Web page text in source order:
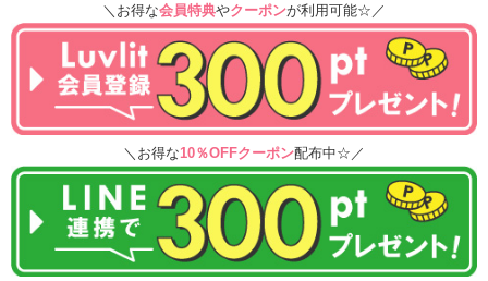
＼お得な会員特典やクーポンが利用可能☆／
＼お得な10％OFFクーポン配布中☆／